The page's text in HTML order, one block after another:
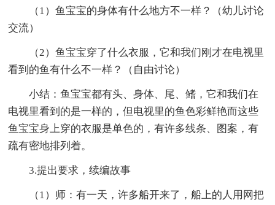
（1）鱼宝宝的身体有什么地方不一样？（幼儿讨论
交流）
（2）鱼宝宝穿了什么衣服，它和我们刚才在电视里
看到的鱼有什么不一样？（自由讨论）
小结：鱼宝宝都有头、身体、尾、鳍，它和我们在
电视里看到的是一样的，但电视里的鱼色彩鲜艳而这些
鱼宝宝身上穿的衣服是单色的，有许多线条、图案，有
疏有密地排列着。
3.提出要求，续编故事
（1）师：有一天，许多船开来了，船上的人用网把